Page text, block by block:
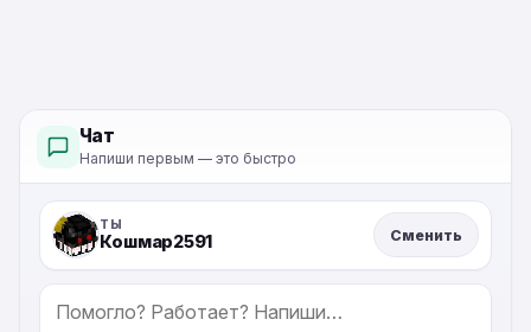
Чат
Напиши первым — это быстро
ТЫ
Кошмар2591 Сменить
СООБЩЕНИЕ